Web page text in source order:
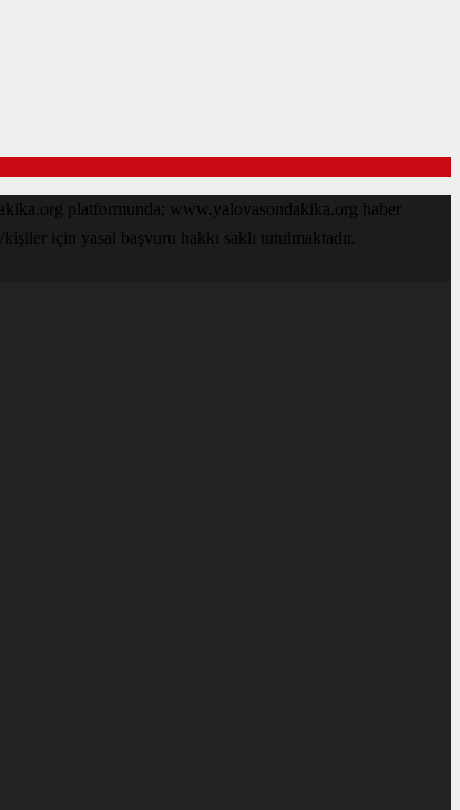
platformunda; www.yalovasondakika.org haber
için yasal başvuru hakkı saklı tutulmaktadır.